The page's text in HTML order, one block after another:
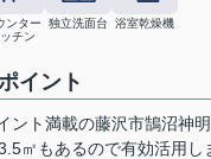
ンター
チン
独立洗面台 浴室乾燥機
イント
ント満載の藤沢市鵠沼神
㎡もあるので有効活用